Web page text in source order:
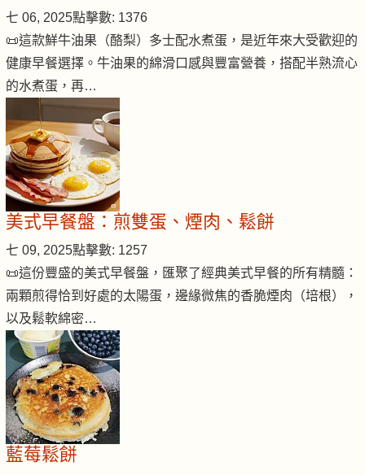
七 06, 2025點擊數: 1376
📜這款鮮牛油果（酪梨）多士配水煮蛋，是近年來大受歡迎的
健康早餐選擇。牛油果的綿滑口感與豐富營養，搭配半熟流心
的水煮蛋，再…
美式早餐盤：煎雙蛋、煙肉、鬆餅
七 09, 2025點擊數: 1257
📜這份豐盛的美式早餐盤，匯聚了經典美式早餐的所有精髓：
兩顆煎得恰到好處的太陽蛋，邊緣微焦的香脆煙肉（培根），
以及鬆軟綿密…
藍莓鬆餅